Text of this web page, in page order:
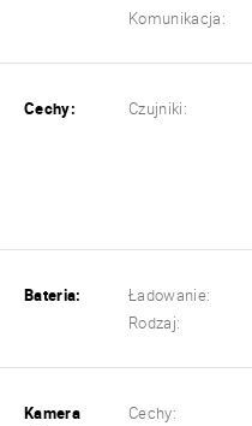
Komunikacja:
Cechy: Czujniki:
Bateria: Ładowanie:
Rodzaj:
Kamera
Cechy: